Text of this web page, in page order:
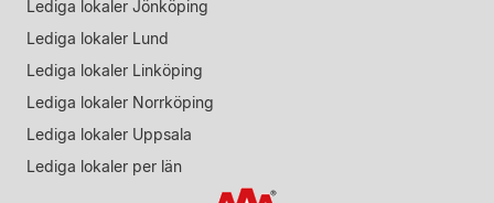
Lediga lokaler Jönköping
Lediga lokaler Lund
Lediga lokaler Linköping
Lediga lokaler Norrköping
Lediga lokaler Uppsala
Lediga lokaler per län